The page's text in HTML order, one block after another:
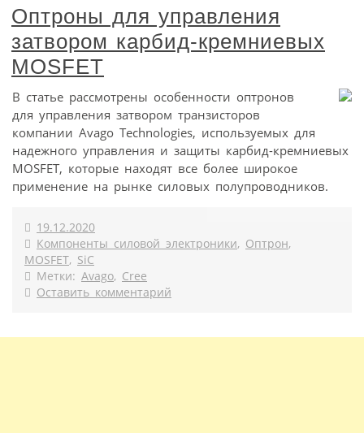
Оптроны для управления
затвором карбид-кремниевых
MOSFET
В статье рассмотрены особенности оптронов
для управления затвором транзисторов
компании Avago Technologies, используемых для
надежного управления и защиты карбид-кремниевых
MOSFET, которые находят все более широкое
применение на рынке силовых полупроводников.
19.12.2020
Компоненты силовой электроники, Оптрон,
MOSFET, SiC
Метки: Avago, Cree
Оставить комментарий